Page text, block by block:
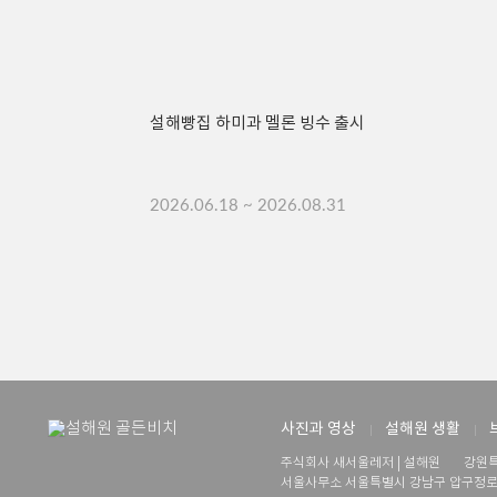
설해빵집 하미과 멜론 빙수 출시
2026.06.18 ~ 2026.08.31
사진과 영상 설해원 생활
주식회사 새서울레저 | 설해원
강원
서울사무소 서울특별시 강남구 압구정